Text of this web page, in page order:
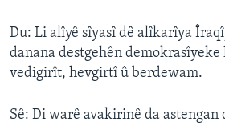
Du: Li alîyê sîyasî dê alîkarîya
danana destgehên
vedigirît, hevgirtî û berdewam.
Sê: Di warê avakirinê da astengan